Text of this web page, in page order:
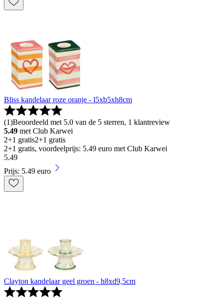
Bliss kandelaar roze oranje - l5xb5xh8cm
(1)Beoordeeld met 5.0 van de 5 sterren, 1 klantreview
5.49 met Club Karwei
2+1 gratis2+1 gratis
2+1 gratis, voordeelprijs: 5.49 euro met Club Karwei
5.49
Prijs: 5.49 euro
Clayton kandelaar geel groen - h8xd9,5cm